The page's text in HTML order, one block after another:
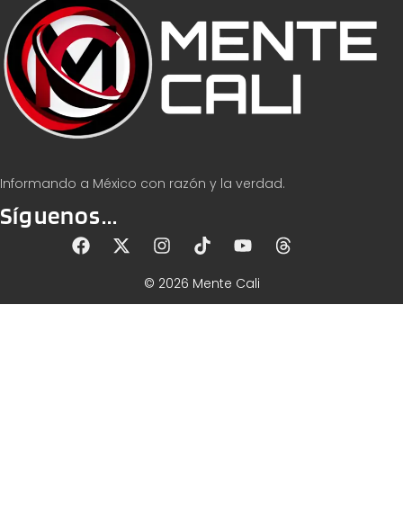
Informando a México con razón y la verdad.
Síguenos...
© 2026 Mente Cali